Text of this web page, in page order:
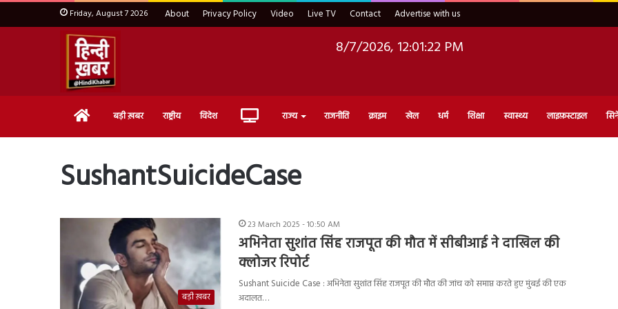
Friday, August 7 2026 About Privacy Policy Video Live TV Contact Advertise with us
8/7/2026, 12:01:23 PM
Home बड़ी ख़बर राष्ट्रीय विदेश Live राज्य राजनीति क्राइम खेल धर्म शिक्षा स्वास्थ्य लाइफ़स्टाइल
SushantSuicideCase
बड़ी ख़बर
23 March 2025 - 10:50 AM
अभिनेता सुशांत सिंह राजपूत की मौत में सीबीआई ने दाखिल की
क्लोजर रिपोर्ट
Sushant Suicide Case : अभिनेता सुशांत सिंह राजपूत की मौत की जांच को समाप्त करते हुए मुंबई की एक
अदालत…